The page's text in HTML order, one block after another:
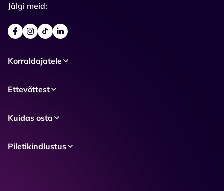
Jälgi meid:
Korraldajatele
Ettevõttest
Kuidas osta
Piletikindlustus